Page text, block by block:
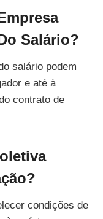
Salário?
salário podem
e até à
contrato de
condições de